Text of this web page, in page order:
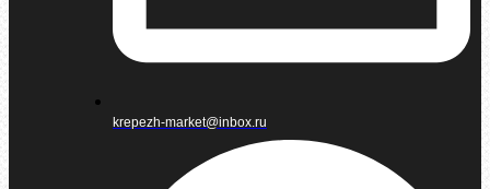
krepezh-market@inbox.ru